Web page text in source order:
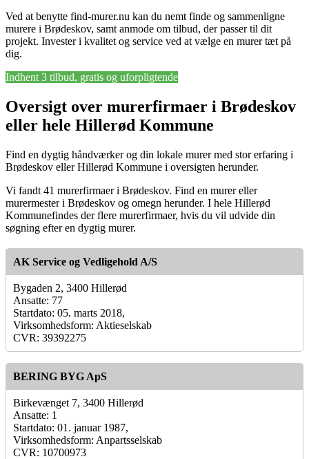
Ved at benytte find-murer.nu kan du nemt finde og sammenligne
murere i Brødeskov, samt anmode om tilbud, der passer til dit
projekt. Invester i kvalitet og service ved at vælge en murer tæt på
dig.
Indhent 3 tilbud, gratis og uforpligtende
Oversigt over murerfirmaer i Brødeskov
eller hele Hillerød Kommune
Find en dygtig håndværker og din lokale murer med stor erfaring i
Brødeskov eller Hillerød Kommune i oversigten herunder.
Vi fandt 41 murerfirmaer i Brødeskov. Find en murer eller
murermester i Brødeskov og omegn herunder. I hele Hillerød
Kommunefindes der flere murerfirmaer, hvis du vil udvide din
søgning efter en dygtig murer.
AK Service og Vedligehold A/S
Bygaden 2, 3400 Hillerød
Ansatte: 77
Startdato: 05. marts 2018,
Virksomhedsform: Aktieselskab
CVR: 39392275
BERING BYG ApS
Birkevænget 7, 3400 Hillerød
Ansatte: 1
Startdato: 01. januar 1987,
Virksomhedsform: Anpartsselskab
CVR: 10700973